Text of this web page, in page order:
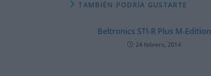
TAMBIÉN PODRÍA GUSTARTE
Beltronics STI-R Plus M-Edition
24 febrero, 2014